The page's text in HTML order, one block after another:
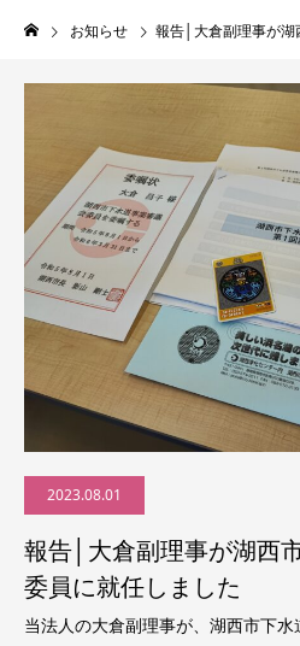
お知らせ 報告│大倉副理事が湖西
2023.08.01
報告│大倉副理事が湖西
委員に就任しました
当法人の大倉副理事が、湖西市下